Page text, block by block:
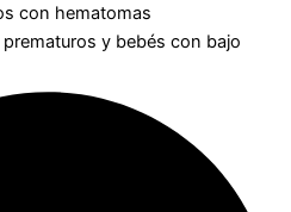
con hematomas
y bebés con bajo